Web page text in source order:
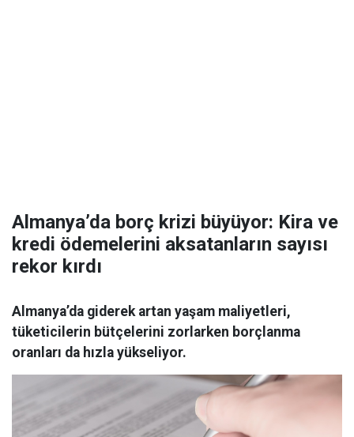
Almanya’da borç krizi büyüyor: Kira ve
kredi ödemelerini aksatanların sayısı
rekor kırdı
Almanya’da giderek artan yaşam maliyetleri,
tüketicilerin bütçelerini zorlarken borçlanma
oranları da hızla yükseliyor.